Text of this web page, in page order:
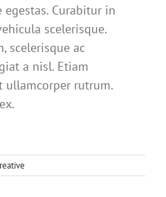
Curabitur in
scelerisque.
scelerisque ac
a nisl. Etiam
ullamcorper rutrum.